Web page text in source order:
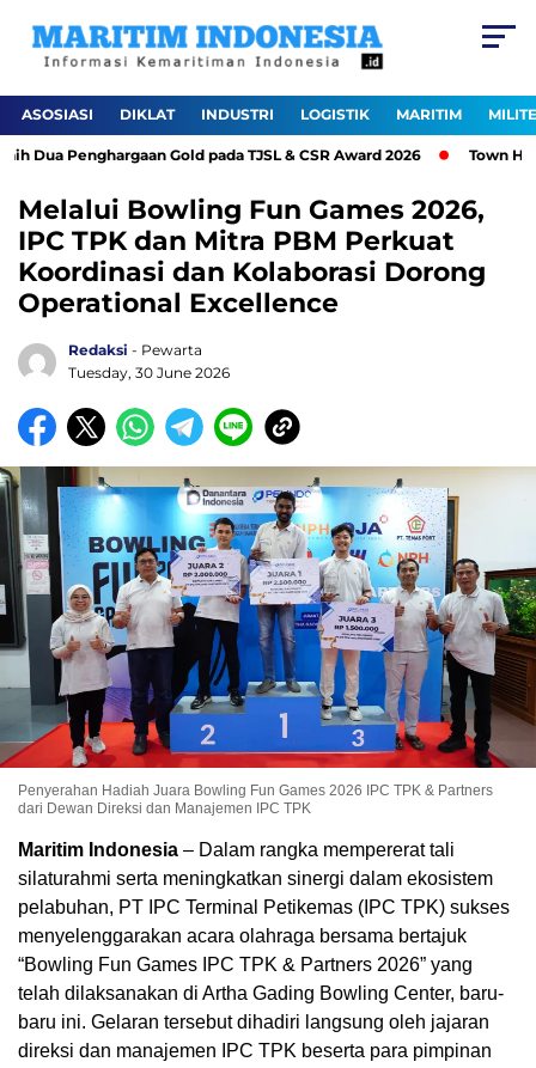
ASOSIASI DIKLAT INDUSTRI LOGISTIK MARITIM
Dua Penghargaan Gold pada TJSL & CSR Award 2026 Town Hall
Melalui Bowling Fun Games 2026,
IPC TPK dan Mitra PBM Perkuat
Koordinasi dan Kolaborasi Dorong
Operational Excellence
Redaksi - Pewarta
Tuesday, 30 June 2026
Penyerahan Hadiah Juara Bowling Fun Games 2026 IPC TPK & Partners
dari Dewan Direksi dan Manajemen IPC TPK
Maritim Indonesia – Dalam rangka mempererat tali
silaturahmi serta meningkatkan sinergi dalam ekosistem
pelabuhan, PT IPC Terminal Petikemas (IPC TPK) sukses
menyelenggarakan acara olahraga bersama bertajuk
“Bowling Fun Games IPC TPK & Partners 2026” yang
telah dilaksanakan di Artha Gading Bowling Center, baru-
baru ini. Gelaran tersebut dihadiri langsung oleh jajaran
direksi dan manajemen IPC TPK beserta para pimpinan